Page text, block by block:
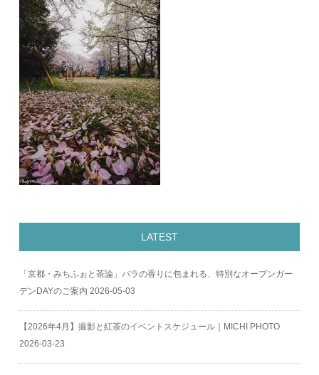
LATEST
「京都・みちふぉと茶論」バラの香りに包まれる、特別なオープンガー
デンDAYのご案内 2026-05-03
【2026年4月】撮影と紅茶のイベントスケジュール｜MICHI PHOTO
2026-03-23